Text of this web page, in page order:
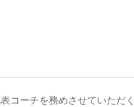
コーチを務めさせていただ